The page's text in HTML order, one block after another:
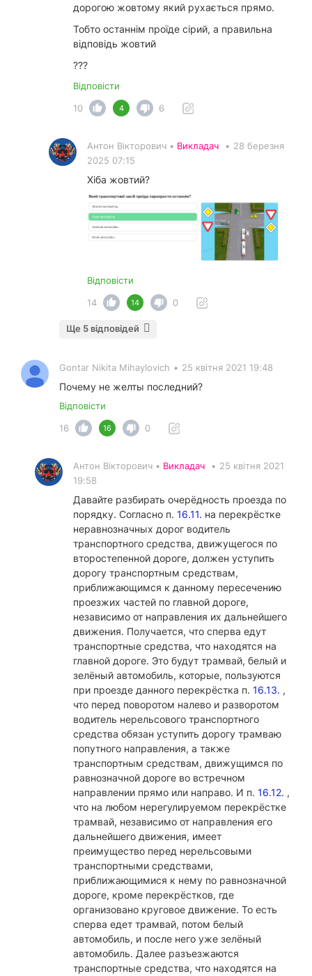
дорогою жовтому який рухається прямо.
Тобто останнім проїде сірий, а правильна
відповідь жовтий
???
Відповісти
10
4 6
Антон Вікторович • Викладач • 28 березня
2025 07:15
Хіба жовтий?
Відповісти
14
14 0
Ще 5 відповідей
Gontar Nikita Mihaylovich • 25 квітня 2021 19:48
Почему не желты последний?
Відповісти
16
16 0
Антон Вікторович • Викладач • 25 квітня 2021
19:58
Давайте разбирать очерёдность проезда по
порядку. Согласно п. 16.11. на перекрёстке
неравнозначных дорог водитель
транспортного средства, движущегося по
второстепенной дороге, должен уступить
дорогу транспортным средствам,
приближающимся к данному пересечению
проезжих частей по главной дороге,
независимо от направления их дальнейшего
движения. Получается, что сперва едут
транспортные средства, что находятся на
главной дороге. Это будут трамвай, белый и
зелёный автомобиль, которые, пользуются
при проезде данного перекрёстка п. 16.13. ,
что перед поворотом налево и разворотом
водитель нерельсового транспортного
средства обязан уступить дорогу трамваю
попутного направления, а также
транспортным средствам, движущимся по
равнозначной дороге во встречном
направлении прямо или направо. И п. 16.12. ,
что на любом нерегулируемом перекрёстке
трамвай, независимо от направления его
дальнейшего движения, имеет
преимущество перед нерельсовыми
транспортными средствами,
приближающимися к нему по равнозначной
дороге, кроме перекрёстков, где
организовано круговое движение. То есть
сперва едет трамвай, потом белый
автомобиль, и после него уже зелёный
автомобиль. Далее разъезжаются
транспортные средства, что находятся на